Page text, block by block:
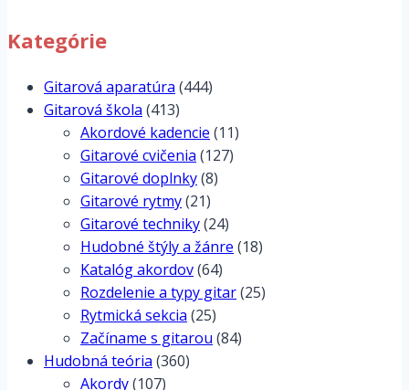
Kategórie
Gitarová aparatúra (444)
Gitarová škola (413)
Akordové kadencie (11)
Gitarové cvičenia (127)
Gitarové doplnky(8)
Gitarové rytmy(21)
Gitarové techniky(24)
Hudobné štýly a žánre (18)
Katalóg akordov(64)
Rozdelenie a typy gitar(25)
Rytmická sekcia (25)
Začíname s gitarou (84)
Hudobná teória (360)
Akordy(107)